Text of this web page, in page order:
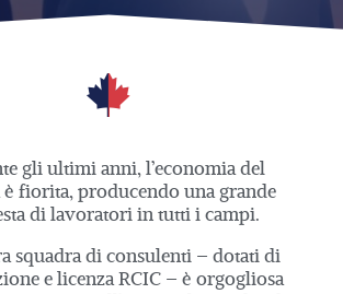
gli ultimi anni, l’economia del
è fiorita, producendo una grande
di lavoratori in tutti i campi.
squadra di consulenti – dotati di
e licenza RCIC – è orgogliosa